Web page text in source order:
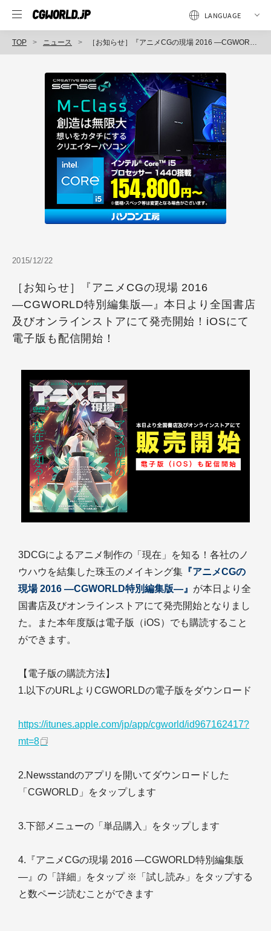
TOP ニュース ［お知らせ］『アニメCGの現場 2016 ―CGWORLD特別編集版―』本日より全国書店及びオンラインストアにて発売開始！iOSにて電子版も配信開始！
2015/12/22
［お知らせ］『アニメCGの現場 2016
―CGWORLD特別編集版―』本日より全国書店
及びオンラインストアにて発売開始！iOSにて
電子版も配信開始！
3DCGによるアニメ制作の「現在」を知る！各社のノ
ウハウを結集した珠玉のメイキング集 『アニメCGの
現場 2016 ―CGWORLD特別編集版―』 が本日より全
国書店及びオンラインストアにて発売開始となりまし
た。また本年度版は電子版（iOS）でも購読すること
ができます。
【電子版の購読方法】
1.以下のURLよりCGWORLDの電子版をダウンロード
https://itunes.apple.com/jp/app/cgworld/id967162417?
mt=8
2.Newsstandのアプリを開いてダウンロードした
「CGWORLD」をタップします
3.下部メニューの「単品購入」をタップします
4.『アニメCGの現場 2016 ―CGWORLD特別編集版
―』の「詳細」をタップ ※「試し読み」をタップする
と数ページ読むことができます